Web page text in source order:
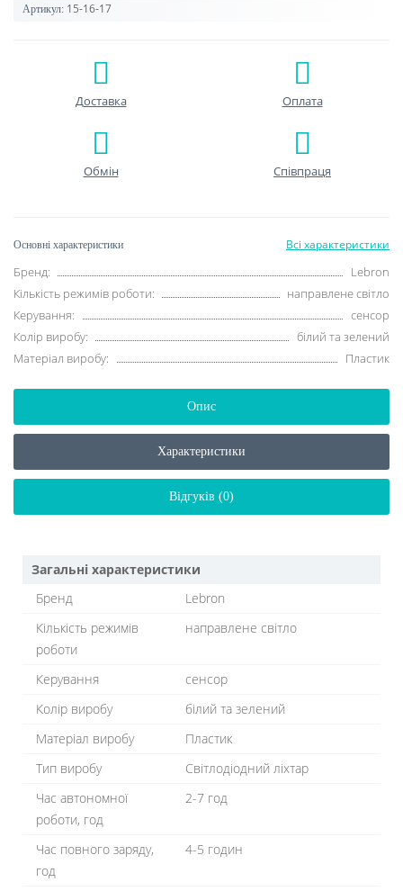
Артикул: 15-16-17
Доставка Оплата
Обмін Співпраця
Основні характеристики Всі характеристики
Бренд:
Lebron
Кількість режимів роботи:
направлене світло
Керування:
сенсор
Колір виробу:
білий та зелений
Матеріал виробу:
Пластик
Опис
Характеристики
Відгуків (0)
Загальні характеристики
Бренд
Lebron
Кількість режимів
роботи
направлене світло
Керування
сенсор
Колір виробу
білий та зелений
Матеріал виробу
Пластик
Тип виробу
Світлодіодний ліхтар
Час автономної
роботи, год
2-7 год
Час повного заряду,
год
4-5 годин